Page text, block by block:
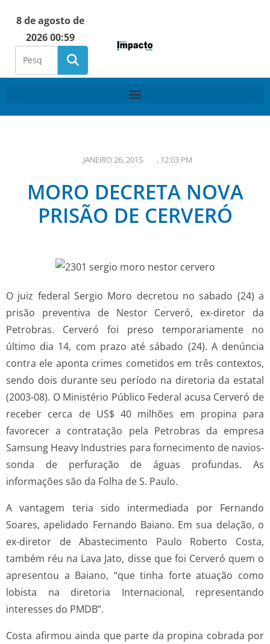
8 de agosto de
2026 00:59
JANEIRO 26, 2015 , 12:03 PM
MORO DECRETA NOVA
PRISÃO DE CERVERÓ
O juiz federal Sergio Moro decretou no sabado (24) a
prisão preventiva de Nestor Cerveró, ex-diretor da
Petrobras. Cerveró foi preso temporariamente no
último dia 14, com prazo até sábado (24). A denúncia
contra ele aponta crimes cometidos em três contextos,
sendo dois durante seu período na diretoria da estatal
(2003-08). O Ministério Público Federal acusa Cerveró de
receber cerca de US$ 40 milhões em propina para
favorecer a contratação pela Petrobras da empresa
Samsung Heavy Industries para fornecimento de navios-
sonda de perfuração de águas profundas. As
informações são da Folha de S. Paulo.
A vantagem teria sido intermediada por Fernando
Soares, apelidado Fernando Baiano. Em sua delação, o
ex-diretor de Abastecimento Paulo Roberto Costa,
também réu na Lava Jato, disse que foi Cerveró quem o
apresentou a Baiano, “que tinha forte atuação como
lobista na diretoria Internacional, representando
interesses do PMDB”.
Costa afirmou ainda que parte da propina cobrada por